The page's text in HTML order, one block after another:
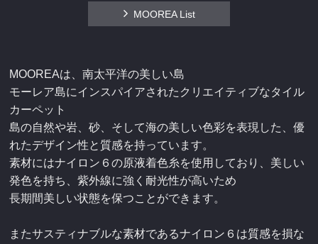
MOOREA List
MOOREAは、南太平洋の美しい島
モーレア島にインスパイアされたクリエイティブなタイル
カーペット
島の自然や岩、砂、そして海の美しい色彩を表現した、優
れたデザイン性と質感を持っています。
素材にはナイロン６の原液着色糸を使用しており、美しい
発色を持ち、紫外線に強く耐光性が高いため
長期間美しい状態を保つことができます。
またサスティナブルな素材であるナイロン６は質感を損な